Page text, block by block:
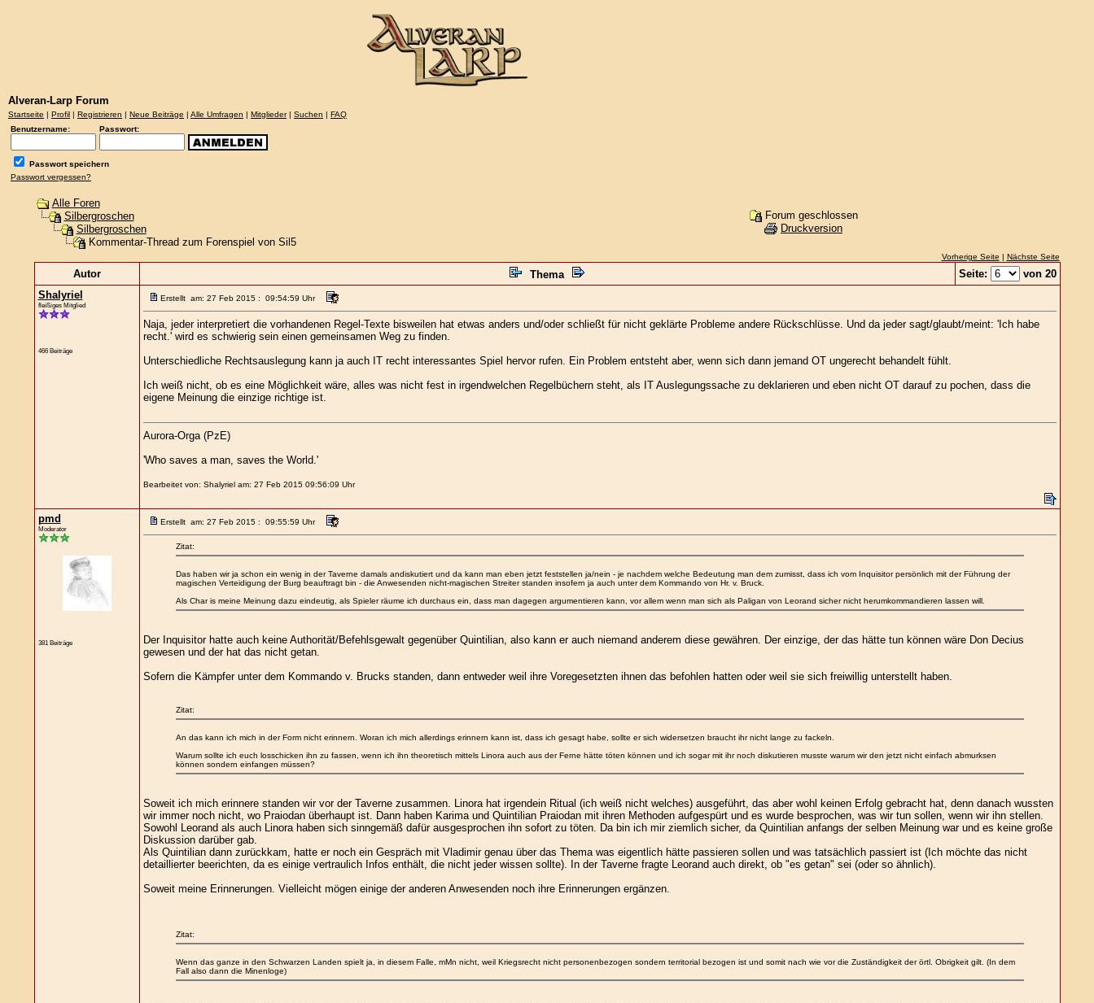
Alveran-Larp Forum
Startseite | Profil | Registrieren | Neue Beiträge | Alle Umfragen | Mitglieder| Suchen | FAQ
Benutzername:
Passwort:
Passwort speichern
Passwort vergessen?
Alle Foren
Silbergroschen
Silbergroschen
Kommentar-Thread zum Forenspiel von Sil5
Forum geschlossen
Druckversion
Vorherige Seite | Nächste Seite
Autor Thema Seite:
von 20
Shalyriel
fleißiges Mitglied
466 Beiträge
Erstellt am: 27 Feb 2015 : 09:54:59 Uhr
Naja, jeder interpretiert die vorhandenen Regel-Texte bisweilen hat etwas anders und/oder schließt für nicht geklärte Probleme andere Rückschlüsse. Und da jeder sagt/glaubt/meint: 'Ich habe
recht.' wird es schwierig sein einen gemeinsamen Weg zu finden.
Unterschiedliche Rechtsauslegung kann ja auch IT recht interessantes Spiel hervor rufen. Ein Problem entsteht aber, wenn sich dann jemand OT ungerecht behandelt fühlt.
Ich weiß nicht, ob es eine Möglichkeit wäre, alles was nicht fest in irgendwelchen Regelbüchern steht, als IT Auslegungssache zu deklarieren und eben nicht OT darauf zu pochen, dass die
eigene Meinung die einzige richtige ist.
Aurora-Orga (PzE)
'Who saves a man, saves the World.'
Bearbeitet von: Shalyriel am: 27 Feb 2015 09:56:09 Uhr
pmd
Moderator
381 Beiträge
Erstellt am: 27 Feb 2015 : 09:55:59 Uhr
Zitat:
Das haben wir ja schon ein wenig in der Taverne damals andiskutiert und da kann man eben jetzt feststellen ja/nein - je nachdem welche Bedeutung man dem zumisst, dass ich vom Inquisitor persönlich mit der Führung der
magischen Verteidigung der Burg beauftragt bin - die Anwesenden nicht-magischen Streiter standen insofern ja auch unter dem Kommando von Hr. v. Bruck.
Als Char is meine Meinung dazu eindeutig, als Spieler räume ich durchaus ein, dass man dagegen argumentieren kann, vor allem wenn man sich als Paligan von Leorand sicher nicht herumkommandieren lassen will.
Der Inquisitor hatte auch keine Authorität/Befehlsgewalt gegenüber Quintilian, also kann er auch niemand anderem diese gewähren. Der einzige, der das hätte tun können wäre Don Decius
gewesen und der hat das nicht getan.
Sofern die Kämpfer unter dem Kommando v. Brucks standen, dann entweder weil ihre Voregesetzten ihnen das befohlen hatten oder weil sie sich freiwillig unterstellt haben.
Zitat:
An das kann ich mich in der Form nicht erinnern. Woran ich mich allerdings erinnern kann ist, dass ich gesagt habe, sollte er sich widersetzen braucht ihr nicht lange zu fackeln.
Warum sollte ich euch losschicken ihn zu fassen, wenn ich ihn theoretisch mittels Linora auch aus der Ferne hätte töten können und ich sogar mit ihr noch diskutieren musste warum wir den jetzt nicht einfach abmurksen
können sondern einfangen müssen?
Soweit ich mich erinnere standen wir vor der Taverne zusammen. Linora hat irgendein Ritual (ich weiß nicht welches) ausgeführt, das aber wohl keinen Erfolg gebracht hat, denn danach wussten
wir immer noch nicht, wo Praiodan überhaupt ist. Dann haben Karima und Quintilian Praiodan mit ihren Methoden aufgespürt und es wurde besprochen, was wir tun sollen, wenn wir ihn stellen.
Sowohl Leorand als auch Linora haben sich sinngemäß dafür ausgesprochen ihn sofort zu töten. Da bin ich mir ziemlich sicher, da Quintilian anfangs der selben Meinung war und es keine große
Diskussion darüber gab.
Als Quintilian dann zurückkam, hatte er noch ein Gespräch mit Vladimir genau über das Thema was eigentlich hätte passieren sollen und was tatsächlich passiert ist (Ich möchte das nicht
detaillierter beerichten, da es einige vertraulich Infos enthält, die nicht jeder wissen sollte). In der Taverne fragte Leorand auch direkt, ob "es getan" sei (oder so ähnlich).
Soweit meine Erinnerungen. Vielleicht mögen einige der anderen Anwesenden noch ihre Erinnerungen ergänzen.
Zitat:
Wenn das ganze in den Schwarzen Landen spielt ja, in diesem Falle, mMn nicht, weil Kriegsrecht nicht personenbezogen sondern territorial bezogen ist und somit nach wie vor die Zuständigkeit der örtl. Obrigkeit gilt. (In dem
Fall also dann die Minenloge)